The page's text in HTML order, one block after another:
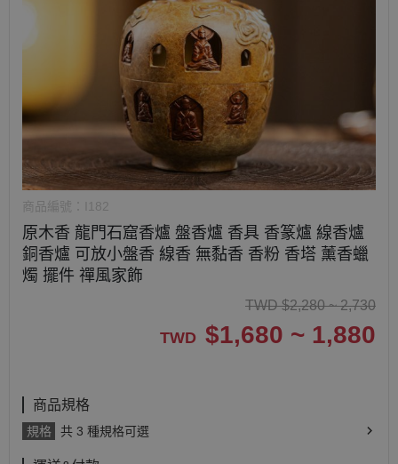
商品編號： I182
原木香 龍門石窟香爐 盤香爐 香具 香篆爐 線香爐
銅香爐 可放小盤香 線香 無黏香 香粉 香塔 薰香蠟
燭 擺件 禪風家飾
TWD $2,280 ~ 2,730
TWD $1,680 ~ 1,880
商品規格
規格 共 3 種規格可選